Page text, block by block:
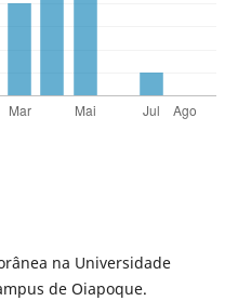
na Universidade
de Oiapoque.